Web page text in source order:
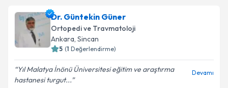
Dr. Güntekin Güner
Ortopedi ve Travmatoloji
Ankara, Sincan
5 (1 Değerlendirme)
Yıl Malatya İnönü Üniversitesi eğitim ve araştırma
hastanesi turgut...
Devamı